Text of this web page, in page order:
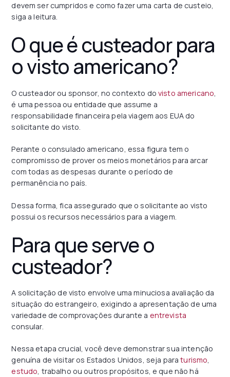
devem ser cumpridos e como fazer uma carta de custeio,
siga a leitura.
O que é custeador para
o visto americano?
O custeador ou sponsor, no contexto do visto americano
é uma pessoa ou entidade que assume a
responsabilidade financeira pela viagem aos EUA do
solicitante do visto.
Perante o consulado americano, essa figura tem o
compromisso de prover os meios monetários para arcar
com todas as despesas durante o período de
permanência no país.
Dessa forma, fica assegurado que o solicitante ao visto
possui os recursos necessários para a viagem.
Para que serve o
custeador?
A solicitação de visto envolve uma minuciosa avaliação da
situação do estrangeiro, exigindo a apresentação de uma
variedade de comprovações durante a entrevista
consular.
Nessa etapa crucial, você deve demonstrar sua intenção
genuína de visitar os Estados Unidos, seja para turismo,
estudo, trabalho ou outros propósitos, e que não há